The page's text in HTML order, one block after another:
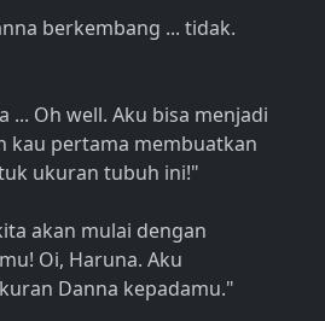
berkembang ... tidak.
... Oh well. Aku bisa menjadi
kau pertama membuatkan
ukuran tubuh ini!"
akan mulai dengan
Oi, Haruna. Aku
Danna kepadamu."